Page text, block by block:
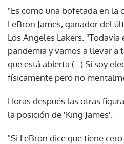
"Es como una bofetada en la
LeBron James, ganador del
Los Angeles Lakers.
pandemia y vamos a llevar a
que está abierta (...) Si soy
físicamente pero no
Horas después las otras
la posición de 'King James'.
"Si LeBron dice que tiene